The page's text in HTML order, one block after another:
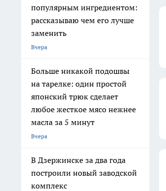
популярным ингредиентом:
рассказываю чем его лучше
заменить
Вчера
Больше никакой подошвы
на тарелке: один простой
японский трюк сделает
любое жесткое мясо нежнее
масла за 5 минут
Вчера
В Дзержинске за два года
построили новый заводской
комплекс